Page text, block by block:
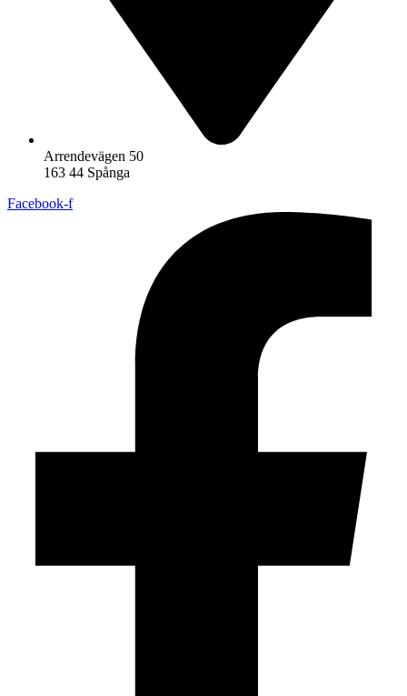
Arrendevägen 50
163 44 Spånga
Facebook-f